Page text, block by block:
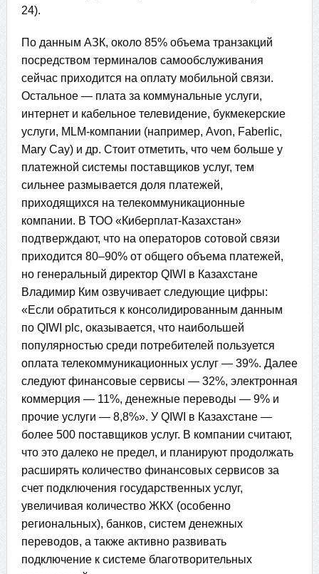
24).
По данным АЗК, около 85% объема транзакций
посредством терминалов самообслуживания
сейчас приходится на оплату мобильной связи.
Остальное — плата за коммунальные услуги,
интернет и кабельное телевидение, букмекерские
услуги, MLM-компании (например, Avon, Faberlic,
Mary Cay) и др. Стоит отметить, что чем больше у
платежной системы поставщиков услуг, тем
сильнее размывается доля платежей,
приходящихся на телекоммуникационные
компании. В ТОО «Киберплат-Казахстан»
подтверждают, что на операторов сотовой связи
приходится 80–90% от общего объема платежей,
но генеральный директор QIWI в Казахстане
Владимир Ким озвучивает следующие цифры:
«Если обратиться к консолидированным данным
по QIWI plc, оказывается, что наибольшей
популярностью среди потребителей пользуется
оплата телекоммуникационных услуг — 39%. Далее
следуют финансовые сервисы — 32%, электронная
коммерция — 11%, денежные переводы — 9% и
прочие услуги — 8,8%». У QIWI в Казахстане —
более 500 поставщиков услуг. В компании считают,
что это далеко не предел, и планируют продолжать
расширять количество финансовых сервисов за
счет подключения государственных услуг,
увеличивая количество ЖКХ (особенно
региональных), банков, систем денежных
переводов, а также активно развивать
подключение к системе благотворительных